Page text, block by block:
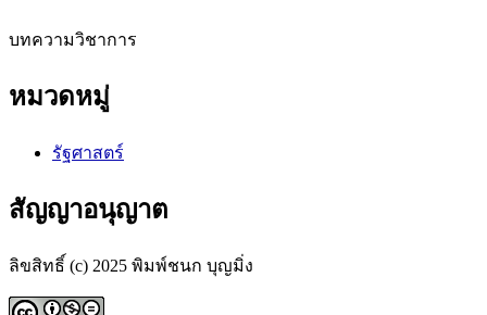
บทความวิชาการ
หมวดหมู่
รัฐศาสตร์
สัญญาอนุญาต
ลิขสิทธิ์ (c) 2025 พิมพ์ชนก บุญมิ่ง